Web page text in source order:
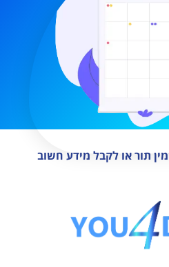
תור או לקבל מידע חשוב